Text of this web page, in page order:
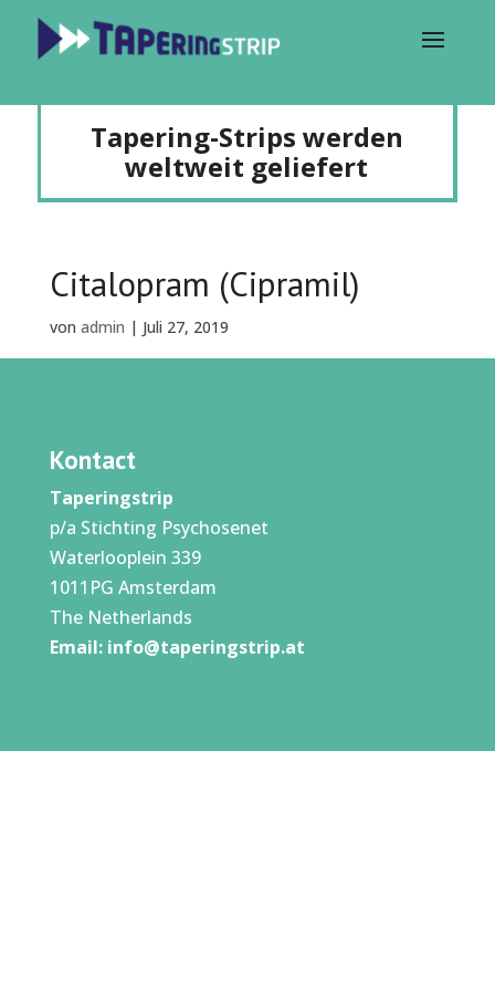
Tapering-Strips werden
weltweit geliefert
Citalopram (Cipramil)
von admin | Juli 27, 2019
Kontact
Taperingstrip
p/a Stichting Psychosenet
Waterlooplein 339
1011PG Amsterdam
The Netherlands
Email: info@taperingstrip.at